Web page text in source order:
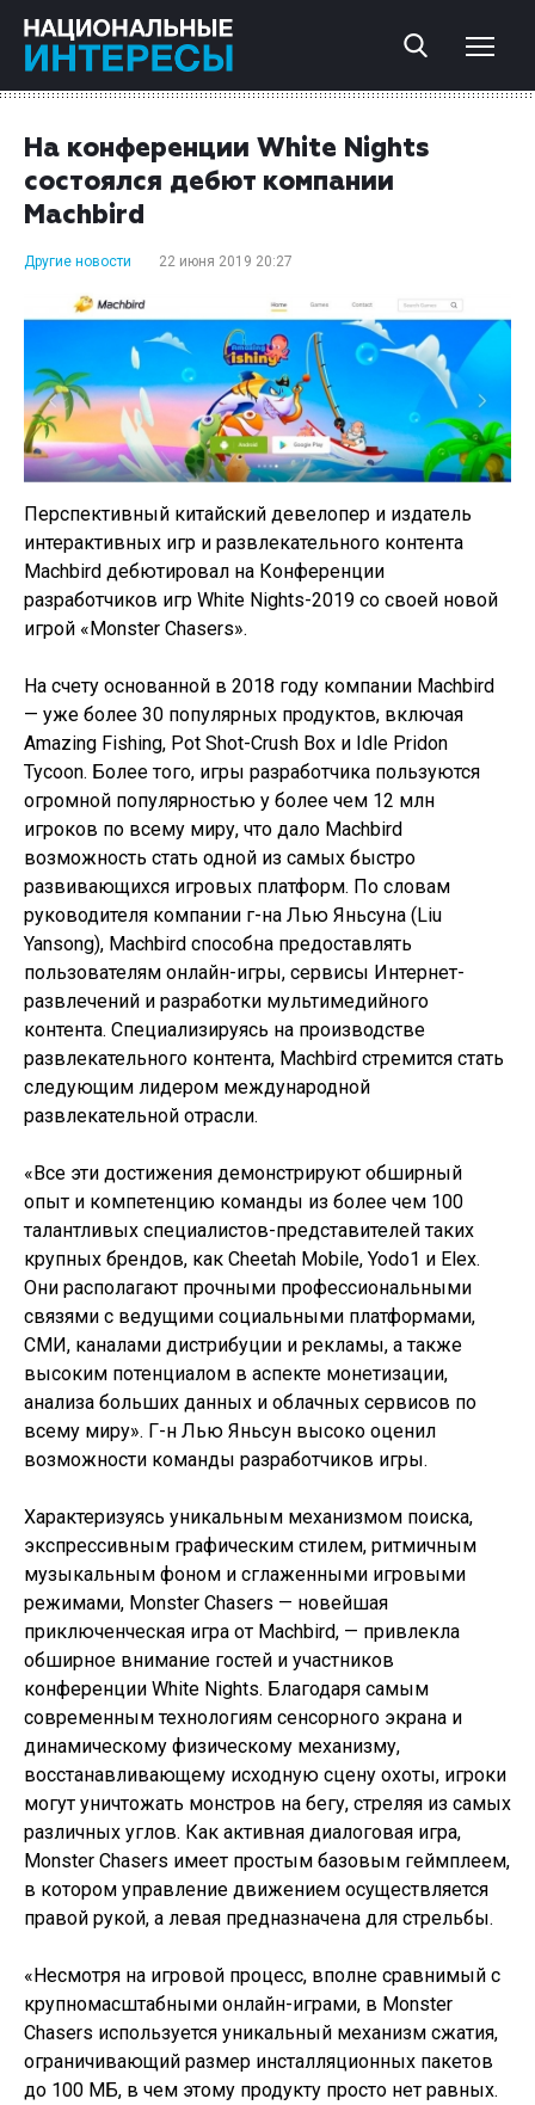
На конференции White Nights
состоялся дебют компании
Machbird
Другие новости 22 июня 2019 20:27
Перспективный китайский девелопер и издатель
интерактивных игр и развлекательного контента
Machbird дебютировал на Конференции
разработчиков игр White Nights-2019 со своей новой
игрой «Monster Chasers».
На счету основанной в 2018 году компании Machbird
— уже более 30 популярных продуктов, включая
Amazing Fishing, Pot Shot-Crush Box и Idle Pridon
Tycoon. Более того, игры разработчика пользуются
огромной популярностью у более чем 12 млн
игроков по всему миру, что дало Machbird
возможность стать одной из самых быстро
развивающихся игровых платформ. По словам
руководителя компании г-на Лью Яньсуна (Liu
Yansong), Machbird способна предоставлять
пользователям онлайн-игры, сервисы Интернет-
развлечений и разработки мультимедийного
контента. Специализируясь на производстве
развлекательного контента, Machbird стремится стать
следующим лидером международной
развлекательной отрасли.
«Все эти достижения демонстрируют обширный
опыт и компетенцию команды из более чем 100
талантливых специалистов-представителей таких
крупных брендов, как Cheetah Mobile, Yodo1 и Elex.
Они располагают прочными профессиональными
связями с ведущими социальными платформами,
СМИ, каналами дистрибуции и рекламы, а также
высоким потенциалом в аспекте монетизации,
анализа больших данных и облачных сервисов по
всему миру». Г-н Лью Яньсун высоко оценил
возможности команды разработчиков игры.
Характеризуясь уникальным механизмом поиска,
экспрессивным графическим стилем, ритмичным
музыкальным фоном и сглаженными игровыми
режимами, Monster Chasers — новейшая
приключенческая игра от Machbird, — привлекла
обширное внимание гостей и участников
конференции White Nights. Благодаря самым
современным технологиям сенсорного экрана и
динамическому физическому механизму,
восстанавливающему исходную сцену охоты, игроки
могут уничтожать монстров на бегу, стреляя из самых
различных углов. Как активная диалоговая игра,
Monster Chasers имеет простым базовым геймплеем,
в котором управление движением осуществляется
правой рукой, а левая предназначена для стрельбы.
«Несмотря на игровой процесс, вполне сравнимый с
крупномасштабными онлайн-играми, в Monster
Chasers используется уникальный механизм сжатия,
ограничивающий размер инсталляционных пакетов
до 100 МБ, в чем этому продукту просто нет равных.